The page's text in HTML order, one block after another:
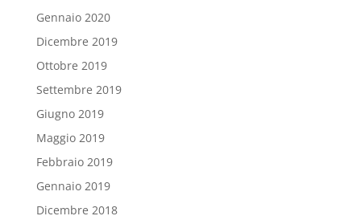
Gennaio 2020
Dicembre 2019
Ottobre 2019
Settembre 2019
Giugno 2019
Maggio 2019
Febbraio 2019
Gennaio 2019
Dicembre 2018